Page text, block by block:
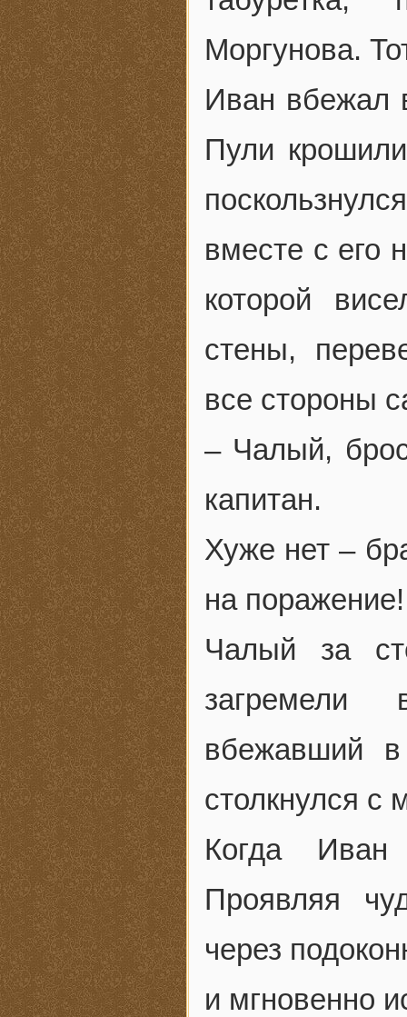
Моргунова.
Иван вбежал
Пули
вместе с его
которой
стены,
все стороны
– Чалый,
капитан.
Хуже нет –
на поражение!
Чалый за
загремели
вбежавший
столкнулся
Когда
Проявляя
через
и мгновенно